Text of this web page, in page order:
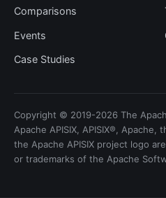
Comparisons
Events
Case Studies
Copyright © 2019-2026 The
Apache APISIX, APISIX®,
the Apache APISIX project logo
or trademarks of the Apache